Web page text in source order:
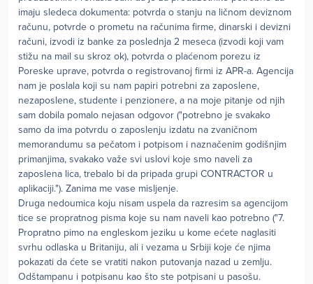
imaju sledeca dokumenta: potvrda o stanju na ličnom deviznom
računu, potvrde o prometu na računima firme, dinarski i devizni
računi, izvodi iz banke za poslednja 2 meseca (izvodi koji vam
stižu na mail su skroz ok), potvrda o plaćenom porezu iz
Poreske uprave, potvrda o registrovanoj firmi iz APR-a. Agencija
nam je poslala koji su nam papiri potrebni za zaposlene,
nezaposlene, studente i penzionere, a na moje pitanje od njih
sam dobila pomalo nejasan odgovor ("potrebno je svakako
samo da ima potvrdu o zaposlenju izdatu na zvaničnom
memorandumu sa pečatom i potpisom i naznačenim godišnjim
primanjima, svakako važe svi uslovi koje smo naveli za
zaposlena lica, trebalo bi da pripada grupi CONTRACTOR u
aplikaciji."). Zanima me vase misljenje.
Druga nedoumica koju nisam uspela da razresim sa agencijom
tice se propratnog pisma koje su nam naveli kao potrebno ("7.
Propratno pimo na engleskom jeziku u kome ećete naglasiti
svrhu odlaska u Britaniju, ali i vezama u Srbiji koje će njima
pokazati da ćete se vratiti nakon putovanja nazad u zemlju.
Odštampanu i potpisanu kao što ste potpisani u pasošu.